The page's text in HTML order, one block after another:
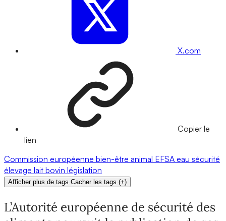
X.com
Copier le
lien
Commission européenne bien-être animal EFSA eau sécurité
élevage lait bovin législation
Afficher plus de tags Cacher les tags (+)
L’Autorité européenne de sécurité des